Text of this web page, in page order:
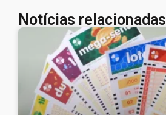
Notícias relacionadas